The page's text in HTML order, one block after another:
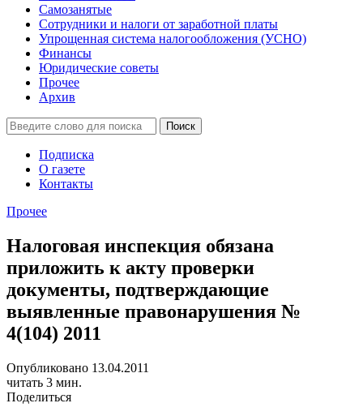
Самозанятые
Сотрудники и налоги от заработной платы
Упрощенная система налогообложения (УСНО)
Финансы
Юридические советы
Прочее
Архив
Подписка
О газете
Контакты
Прочее
Налоговая инспекция обязана
приложить к акту проверки
документы, подтверждающие
выявленные правонарушения №
4(104) 2011
Опубликовано 13.04.2011
читать 3 мин.
Поделиться